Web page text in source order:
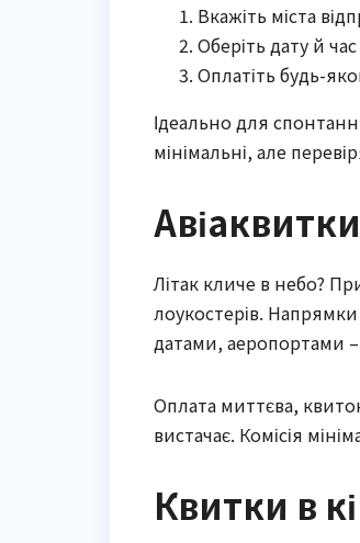
Вкажіть міста
Оберіть дату й
Оплатіть будь-
Ідеально для
мінімальні, але
Літак кличе в небо?
лоукостерів.
датами, аеропортами
Оплата миттєва,
вистачає. Комісія
Квитки в